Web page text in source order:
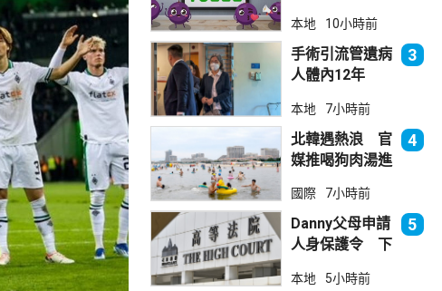
本地 10小時前
手術引流管遺病
人體內12年
業失當除牌1個
月
3
本地 7小時前
北韓遇熱浪 官
媒推喝狗肉湯進
4
國際 7小時前
Danny父母申請
人身保護令 下
5
本地 5小時前